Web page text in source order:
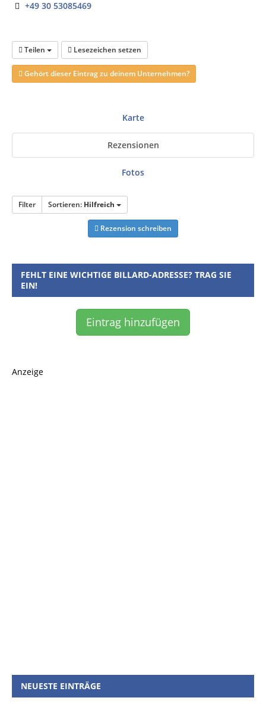
+49 30 53085469
Teilen Lesezeichen setzen
Gehört dieser Eintrag zu deinem Unternehmen?
Karte
Rezensionen
Fotos
Filter Sortieren: Hilfreich
Rezension schreiben
FEHLT EINE WICHTIGE BILLARD-ADRESSE? TRAG SIE
EIN!
Eintrag hinzufügen
Anzeige
NEUESTE EINTRÄGE